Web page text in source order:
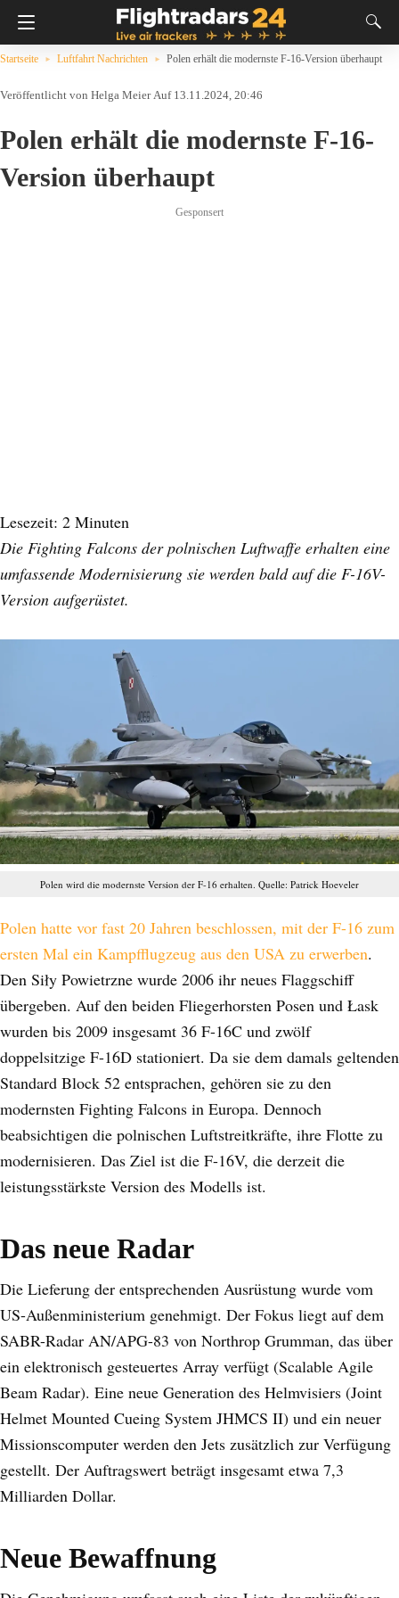
Startseite Luftfahrt Nachrichten Polen erhält die modernste F-16-Version überhaupt
Helga Meier Auf 13.11.2024, 20:46
Polen erhält die modernste F-16-
Version überhaupt
Gesponsert
Lesezeit: 2 Minuten
Die Fighting Falcons der polnischen Luftwaffe erhalten eine
umfassende Modernisierung sie werden bald auf die F-16V-
Version aufgerüstet.
Polen wird die modernste Version der F-16 erhalten. Quelle: Patrick Hoeveler
Polen hatte vor fast 20 Jahren beschlossen, mit der F-16 zum
ersten Mal ein Kampfflugzeug aus den USA zu erwerben.
Den Siły Powietrzne wurde 2006 ihr neues Flaggschiff
übergeben. Auf den beiden Fliegerhorsten Posen und Łask
wurden bis 2009 insgesamt 36 F-16C und zwölf
doppelsitzige F-16D stationiert. Da sie dem damals geltenden
Standard Block 52 entsprachen, gehören sie zu den
modernsten Fighting Falcons in Europa. Dennoch
beabsichtigen die polnischen Luftstreitkräfte, ihre Flotte zu
modernisieren. Das Ziel ist die F-16V, die derzeit die
leistungsstärkste Version des Modells ist.
Das neue Radar
Die Lieferung der entsprechenden Ausrüstung wurde vom
US-Außenministerium genehmigt. Der Fokus liegt auf dem
SABR-Radar AN/APG-83 von Northrop Grumman, das über
ein elektronisch gesteuertes Array verfügt (Scalable Agile
Beam Radar). Eine neue Generation des Helmvisiers (Joint
Helmet Mounted Cueing System JHMCS II) und ein neuer
Missionscomputer werden den Jets zusätzlich zur Verfügung
gestellt. Der Auftragswert beträgt insgesamt etwa 7,3
Milliarden Dollar.
Neue Bewaffnung